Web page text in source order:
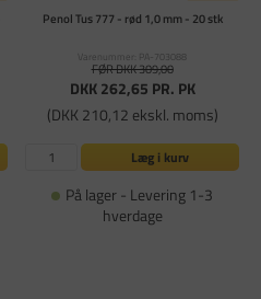
Penol Tus 777 - rød 1,0 mm - 20 stk
Varenummer: PA-703088
FØR DKK 309,00
DKK 262,65 PR. PK
(DKK 210,12 ekskl. moms)
Læg i kurv
På lager - Levering 1-3
hverdage